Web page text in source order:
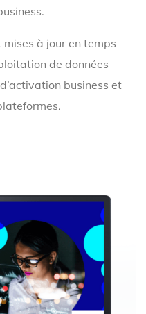
à jour en temps
de données
business et